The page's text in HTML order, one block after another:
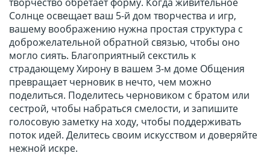
Солнце освещает ваш 5-й дом творчества и игр,
вашему воображению нужна простая структура с
доброжелательной обратной связью, чтобы оно
могло сиять. Благоприятный секстиль к
страдающему Хирону в вашем 3-м доме Общения
превращает черновик в нечто, чем можно
поделиться. Поделитесь черновиком с братом или
сестрой, чтобы набраться смелости, и запишите
голосовую заметку на ходу, чтобы поддерживать
поток идей. Делитесь своим искусством и доверяйте
нежной искре.